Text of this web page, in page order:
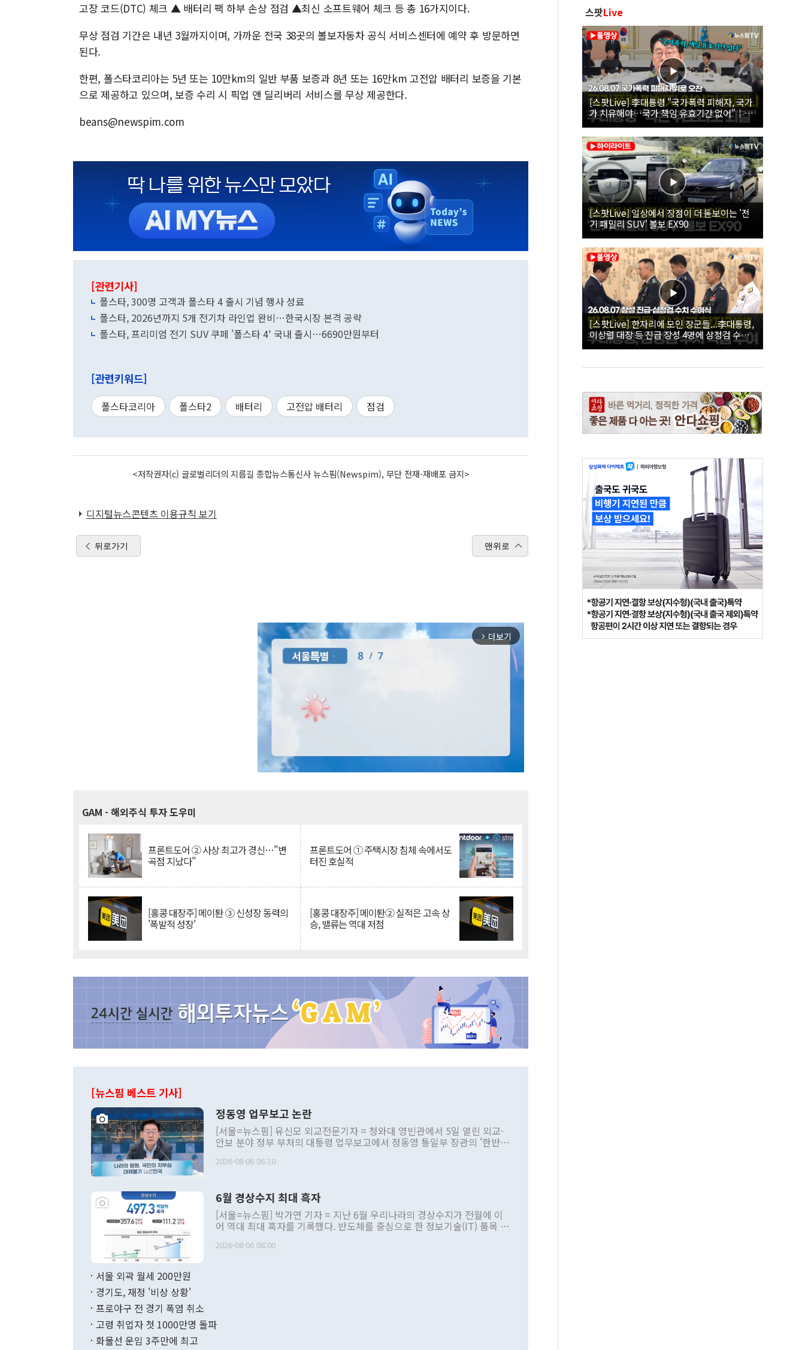
고장 코드(DTC) 체크 ▲ 배터리 팩 하부 손상 점검 ▲최신 소프트웨어 체크 등 총 16가지이다.
무상 점검 기간은 내년 3월까지이며, 가까운 전국 38곳의 볼보자동차 공식 서비스센터에 예약 후 방문하면
된다.
한편, 폴스타코리아는 5년 또는 10만km의 일반 부품 보증과 8년 또는 16만km 고전압 배터리 보증을 기본
으로 제공하고 있으며, 보증 수리 시 픽업 앤 딜리버리 서비스를 무상 제공한다.
beans@newspim.com
[관련기사]
폴스타, 300명 고객과 폴스타 4 출시 기념 행사 성료
폴스타, 2026년까지 5개 전기차 라인업 완비…한국시장 본격 공략
폴스타, 프리미엄 전기 SUV 쿠페 '폴스타 4' 국내 출시…6690만원부터
[관련키워드]
폴스타코리아 폴스타2 배터리 고전압 배터리 점검
<저작권자(c) 글로벌리더의 지름길 종합뉴스통신사 뉴스핌(Newspim), 무단 전재-재배포 금지>
디지털뉴스콘텐츠 이용규칙 보기
뒤로가기 맨위로
arrow_forward_ios 더보기
GAM - 해외주식 투자 도우미
프론트도어 ② 사상 최고가 경신…"변
곡점 지났다"
프론트도어 ① 주택시장 침체 속에서도
터진 호실적
[홍콩 대장주] 메이퇀 ③ 신성장 동력의
'폭발적 성장'
[홍콩 대장주] 메이퇀② 실적은 고속 상
승, 밸류는 역대 저점
[뉴스핌 베스트 기사]
정동영 업무보고 논란
[서울=뉴스핌] 유신모 외교전문기자 = 청와대 영빈관에서 5일 열린 외교·
안보 분야 정부 부처의 대통령 업무보고에서 정동영 통일부 장관의 '한반도
발언 중에는 정부 내 조율을 거치지 않은 사안을 정책으로 추진하겠다고 공
주의적 희망에 근거한 비현실적 구상'이라는 비판을 내놨다. 그동안 정 장
관의 대북 정책 관련 발언이 물의를 빚은 적은 여러 번 있지만 대통령과 유
관 부처 장관이 공개적으로 부정적 입장을 표명한 것은 이례적이다. 정 장
관의 무리한 대북 접근법과 월권을 제어해야 한다는 목소리도 높아지고 있
다. [정동영 통일부 장관이 지난달 23일 오후 서울 종로구 정부서울청사에
무너졌다고도 했다. 또 "현 시점에서 흘러간 선(先)비핵화만 되뇌는 것은
2026-08-06 06:10
6월 경상수지 최대 흑자
[서울=뉴스핌] 박가연 기자 = 지난 6월 우리나라의 경상수지가 전월에 이
어 역대 최대 흑자를 기록했다. 반도체를 중심으로 한 정보기술(IT) 품목 수
료=한국은행] 한국은행이 6일 발표한 '2026년 6월 국제수지(잠정)'에 따르
며 월간 기준 처음으로 1000억달러를 넘어섰다. 상품수입은 644억8000만
2026-08-06 08:00
서울 외곽 월세 200만원
경기도, 재정 '비상 상황'
프로야구 전 경기 폭염 취소
고령 취업자 첫 1000만명 돌파
화물선 운임 3주만에 최고
스팟Live
[스팟Live] 李대통령 "국가폭력 피해자, 국가
가 치유해야…국가 책임 유효기간 없어"｜
26.08.07 국가폭력 피해자 위로 오찬
[스팟Live] 일상에서 장점이 더 돋보이는 '전
기 패밀리 SUV' 볼보 EX90
[스팟Live] 한자리에 모인 장군들...李대통령,
이상렬 대장 등 진급 장성 4명에 삼정검 수치
직접 수여｜26.08.07 장성 진급·삼정검 수치